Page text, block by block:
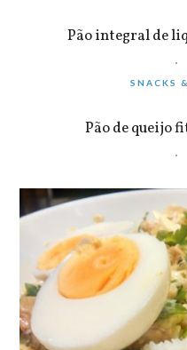
Pão integral de
SNACKS
Pão de queijo